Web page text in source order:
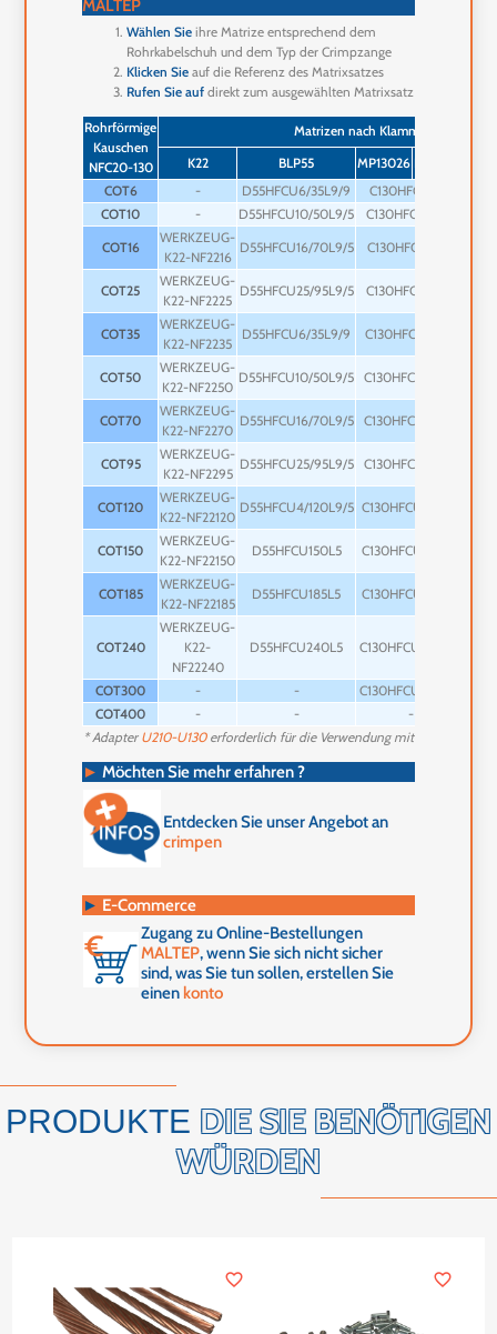
MALTEP
Wählen Sie ihre Matrize entsprechend dem
Rohrkabelschuh und dem Typ der Crimpzange
Klicken Sie auf die Referenz des Matrixsatzes
Rufen Sie auf direkt zum ausgewählten Matrixsatz
Rohrförmige
Kauschen
NFC20-130
Matrizen nach Klammertyp
K22
BLP55 MP13026
COT6
- D55HFCU6/35L9/9
C130HFCU6L9
COT10
- D55HFCU10/50L9/5
C130HFCU10L9
COT16
WERKZEUG-
K22-NF2216
D55HFCU16/70L9/5 C130HFCU16L9
COT25
WERKZEUG-
K22-NF2225
D55HFCU25/95L9/5 C130HFCU25L9
COT35
WERKZEUG-
K22-NF2235
D55HFCU6/35L9/9 C130HFCU35L12
COT50
WERKZEUG-
K22-NF2250
D55HFCU10/50L9/5 C130HFCU50L12
COT70
WERKZEUG-
K22-NF2270
D55HFCU16/70L9/5 C130HFCU70L12
COT95
WERKZEUG-
K22-NF2295
D55HFCU25/95L9/5 C130HFCU95L12
COT120
WERKZEUG-
K22-NF22120
D55HFCU4/120L9/5 C130HFCU120L12
COT150
WERKZEUG-
K22-NF22150
D55HFCU150L5 C130HFCU150L12
COT185
WERKZEUG-
K22-NF22185
D55HFCU185L5 C130HFCU185L12
COT240
WERKZEUG-
K22-
NF22240
D55HFCU240L5 C130HFCU240L12
COT300 - - C130HFCU300L12
COT400
- - -
* Adapter U210-U130erforderlich für die Verwendung mit der Matrix
► Möchten Sie mehr erfahren ?
Entdecken Sie unser Angebot an
crimpen
► E-Commerce
Zugang zu Online-Bestellungen
MALTEP, wenn Sie sich nicht sicher
sind, was Sie tun sollen, erstellen Sie
einen konto
PRODUKTE DIE SIE BENÖTIGEN
WÜRDEN
favorite_border favorite_border